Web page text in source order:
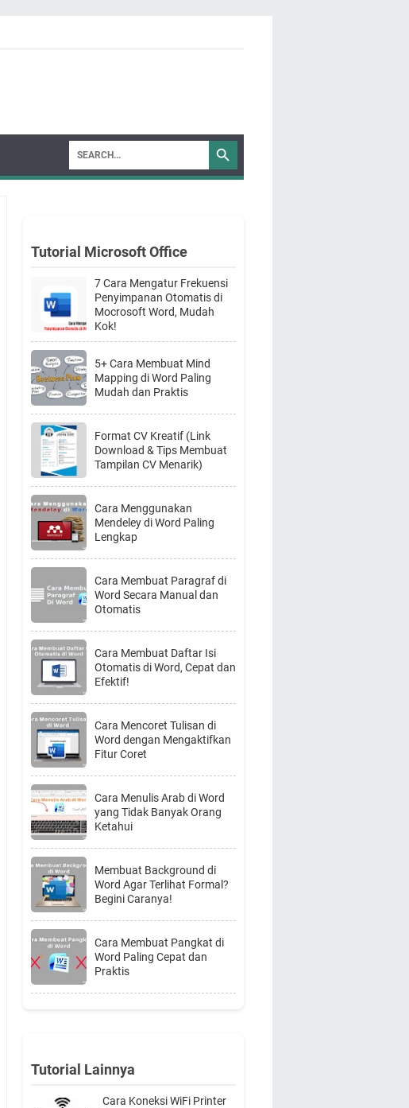
Tutorial Microsoft Office
7 Cara Mengatur Frekuensi
Penyimpanan Otomatis di
Mocrosoft Word, Mudah
Kok!
5+ Cara Membuat Mind
Mapping di Word Paling
Mudah dan Praktis
Format CV Kreatif (Link
Download & Tips Membuat
Tampilan CV Menarik)
Cara Menggunakan
Mendeley di Word Paling
Lengkap
Cara Membuat Paragraf di
Word Secara Manual dan
Otomatis
Cara Membuat Daftar Isi
Otomatis di Word, Cepat dan
Efektif!
Cara Mencoret Tulisan di
Word dengan Mengaktifkan
Fitur Coret
Cara Menulis Arab di Word
yang Tidak Banyak Orang
Ketahui
Membuat Background di
Word Agar Terlihat Formal?
Begini Caranya!
Cara Membuat Pangkat di
Word Paling Cepat dan
Praktis
Tutorial Lainnya
Cara Koneksi WiFi Printer